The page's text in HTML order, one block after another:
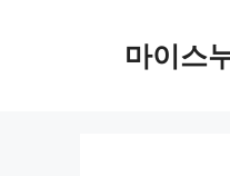
마이스